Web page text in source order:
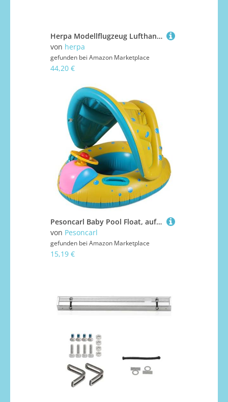
Herpa Modellflugzeug Lufthansa Boeing 787-9 Dreamliner, Miniatur im Maßstab 1:500, Sammlerstück, Modell ohne Standfuß, Metall, Normal
von herpa
gefunden bei Amazon Marketplace
44,20 €
Pesoncarl Baby Pool Float, aufblasbares Auto-Form Baby Float mit Baldachin, Sonnenschutz-Schwimmring mit Nicht rutschem Griff für Kinder 6-48 Monate, Spielzeug.
von Pesoncarl
gefunden bei Amazon Marketplace
15,19 €